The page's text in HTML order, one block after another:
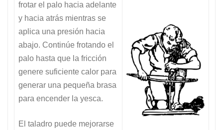
frotar el palo hacia adelante
y hacia atrás mientras se
aplica una presión hacia
abajo. Continúe frotando el
palo hasta que la fricción
genere suficiente calor para
generar una pequeña brasa
para encender la yesca.
El taladro puede mejorarse